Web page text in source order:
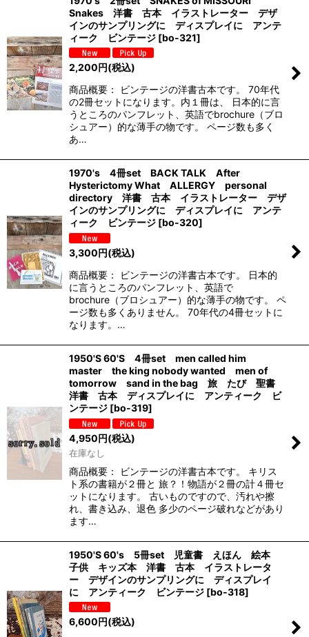
Snakes 洋書 古本 イラストレーター デザ
インのサンプリングに ディスプレイに アンテ
ィーク ビンテージ [bo-321]
2,200円(税込)
商品概要： ビンテージの洋書古本です。 70年代
の2冊セットになります。内１冊は、 日本的に言
うところのパンフレット、英語でbrochure（ブロ
シュアー）的な薄手の物です。 ページ数も多く
あ…
1970's 4冊set BACK TALK After
Hysterictomy What ALLERGY personal
directory 洋書 古本 イラストレーター デザ
インのサンプリングに ディスプレイに アンテ
ィーク ビンテージ [bo-320]
3,300円(税込)
商品概要： ビンテージの洋書古本です。 日本的
に言うところのパンフレット、英語で
brochure（ブロシュアー）的な薄手の物です。 ペ
ージ数も多くありません。 70年代の4冊セットに
なります。…
1950'S 60'S 4冊set men called him
master the king nobody wanted men of
tomorrow sand in the bag 旅 たび 聖書
洋書 古本 ディスプレイに アンティーク ビ
ンテージ [bo-319]
4,950円(税込)
在庫なし
商品概要： ビンテージの洋書古本です。 キリス
ト系の書籍が２冊と 旅？！物語が２冊の計４冊セ
ットになります。 古いものですので、汚れや擦
れ、書き込み、退色 多少のページ破れなどがあり
ます…
1950'S 60's 5冊set 児童書 えほん 絵本
子供 キッズ本 洋書 古本 イラストレータ
ー デザインのサンプリングに ディスプレイ
に アンティーク ビンテージ [bo-318]
6,600円(税込)